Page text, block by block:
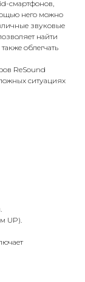
смартфонов,
него можно
звуковые
найти
облегчать
ReSound
ситуациях
UP).